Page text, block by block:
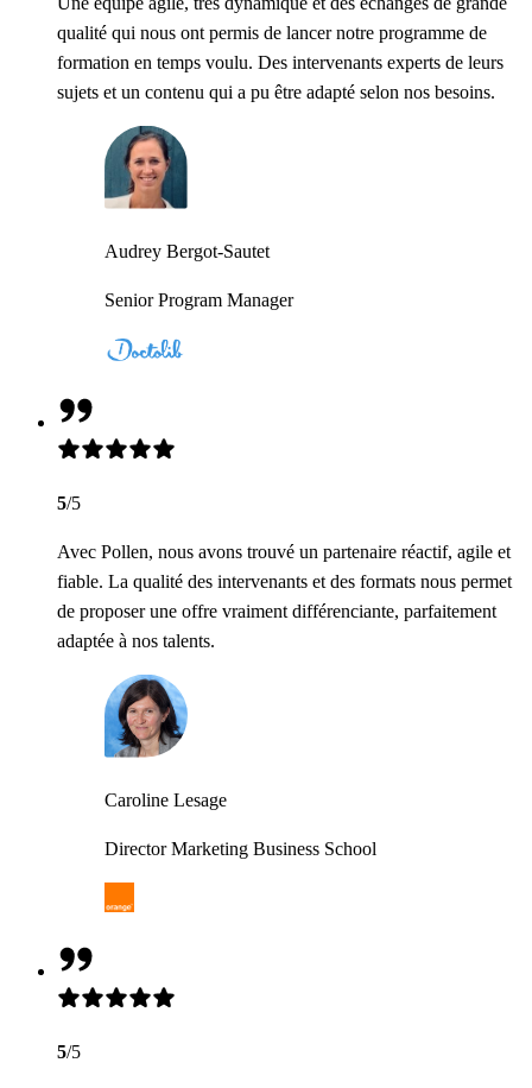
qualité qui nous ont permis de lancer notre programme de
formation en temps voulu. Des intervenants experts de leurs
sujets et un contenu qui a pu être adapté selon nos besoins.
Audrey Bergot-Sautet
Senior Program Manager
5/5
Avec Pollen, nous avons trouvé un partenaire réactif, agile et
fiable. La qualité des intervenants et des formats nous permet
de proposer une offre vraiment différenciante, parfaitement
adaptée à nos talents.
Caroline Lesage
Director Marketing Business School
5/5